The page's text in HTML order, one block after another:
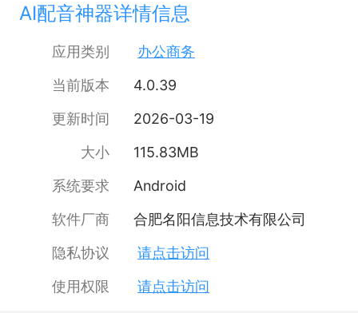
音录制；
8、自有视频配音：自媒体视频快速配音，适配各软
【联系我们】
AI配音神器详情信息
应用类别
办公商务
当前版本
4.0.39
更新时间
2026-03-19
大小
115.83MB
系统要求
Android
软件厂商
合肥名阳信息技术有限公司
隐私协议
请点击访问
使用权限
请点击访问